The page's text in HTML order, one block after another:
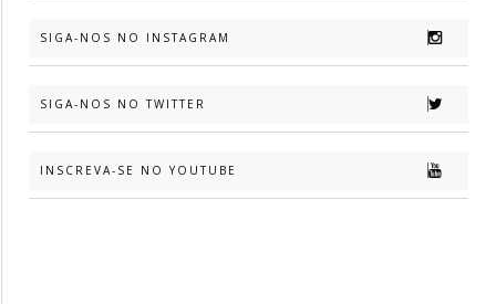
SIGA-NOS NO INSTAGRAM
SIGA-NOS NO TWITTER
INSCREVA-SE NO YOUTUBE